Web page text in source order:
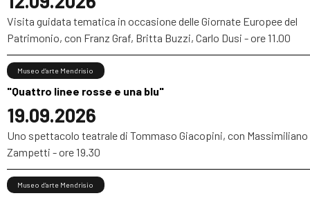
Visita guidata tematica in occasione delle Giornate Europee del
Patrimonio, con Franz Graf, Britta Buzzi, Carlo Dusi - ore 11.00
"Quattro linee rosse e una blu"
19.09.2026
Museo d’arte Mendrisio
Uno spettacolo teatrale di Tommaso Giacopini, con Massimiliano
Zampetti - ore 19.30
Museo d’arte Mendrisio